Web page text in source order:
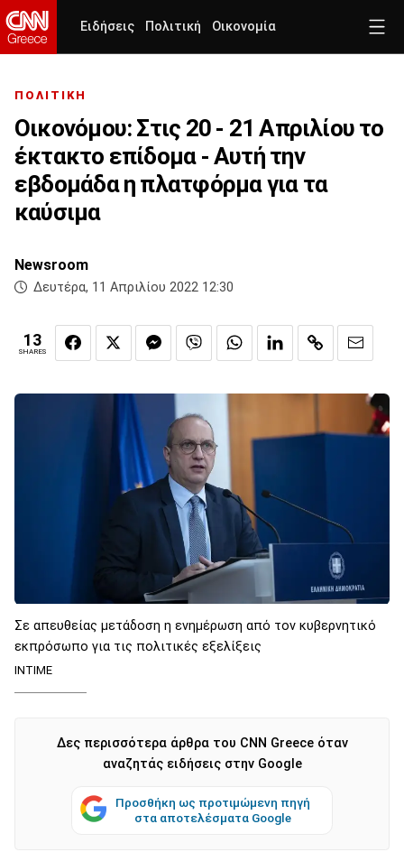
Ειδήσεις Πολιτική Οικονομία
ΠΟΛΙΤΙΚΗ
Οικονόμου: Στις 20 - 21 Απριλίου το
έκτακτο επίδομα - Αυτή την
εβδομάδα η πλατφόρμα για τα
καύσιμα
Newsroom
Δευτέρα, 11 Απριλίου 2022 12:30
13
SHARES
Σε απευθείας μετάδοση η ενημέρωση από τον κυβερνητικό
εκπρόσωπο για τις πολιτικές εξελίξεις
INTIME
Δες περισσότερα άρθρα του CNN Greece όταν
αναζητάς ειδήσεις στην Google
Προσθήκη ως προτιμώμενη πηγή
στα αποτελέσματα Google